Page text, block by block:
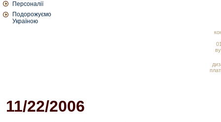
Персоналії
Подорожуємо
Україною
11/22/2006